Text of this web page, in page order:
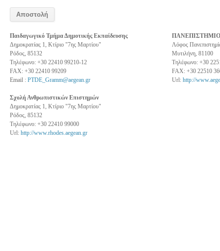
Αποστολή
Παιδαγωγικό Τμήμα Δημοτικής Εκπαίδευσης
Δημοκρατίας 1, Kτίριο "7ης Μαρτίου"
Ρόδος, 85132
Τηλέφωνο: +30 22410 99210-12
FAX: +30 22410 99209
Email : PTDE_Gramm@aegean.gr
Σχολή Ανθρωπιστικών Επιστημών
Δημοκρατίας 1, Kτίριο "7ης Μαρτίου"
Ρόδος, 85132
Τηλέφωνο: +30 22410 99000
Url: http://www.rhodes.aegean.gr
ΠΑΝΕΠΙΣΤΗΜΙΟ
Λόφος
Μυτιλήνη, 81100
Τηλέφωνο: +30
FAX: +30 22510
Url: http://